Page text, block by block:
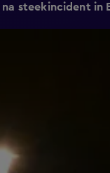
na steekincident in